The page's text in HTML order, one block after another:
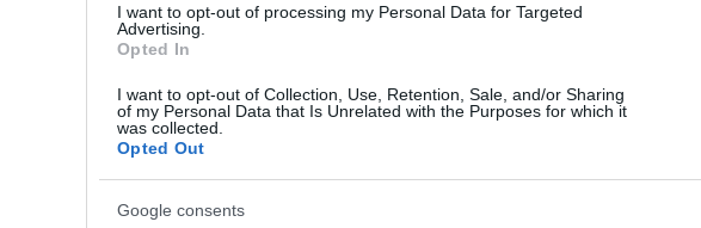
I want to opt-out of processing my Personal Data for Targeted
Advertising.
Opted In
I want to opt-out of Collection, Use, Retention, Sale, and/or Sharing
of my Personal Data that Is Unrelated with the Purposes for which it
was collected.
Opted Out
Google consents